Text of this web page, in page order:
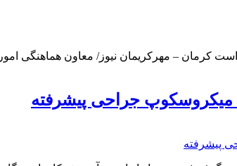
– مهرکریمان نیوز/ معاون هماهنگی
میکروسکوپ جراحی پیشرفته